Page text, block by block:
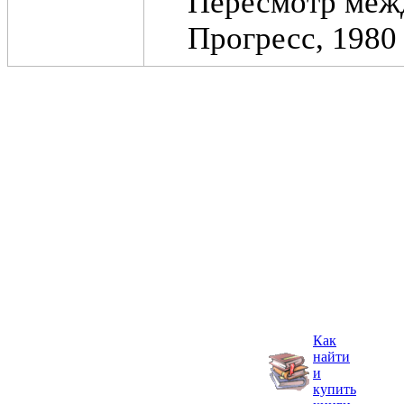
Прогресс, 1980
Как
найти
и
купить